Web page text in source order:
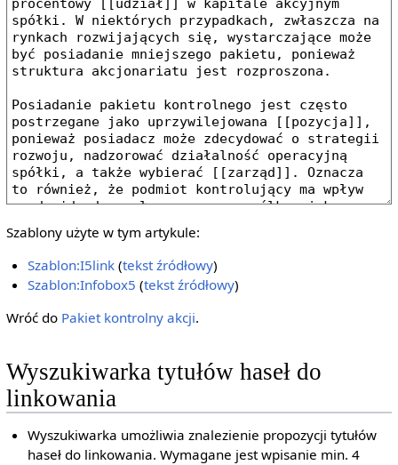
Szablony użyte w tym artykule:
Szablon:I5link (tekst źródłowy)
Szablon:Infobox5 (tekst źródłowy)
Wróć do Pakiet kontrolny akcji.
Wyszukiwarka tytułów haseł do
linkowania
Wyszukiwarka umożliwia znalezienie propozycji tytułów
haseł do linkowania. Wymagane jest wpisanie min. 4